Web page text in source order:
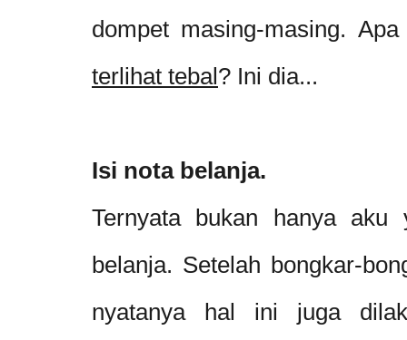
dompet masing-masing.
terlihat tebal? Ini dia...
Isi nota belanja.
Ternyata bukan hanya aku
belanja. Setelah bongkar-
nyatanya hal ini juga